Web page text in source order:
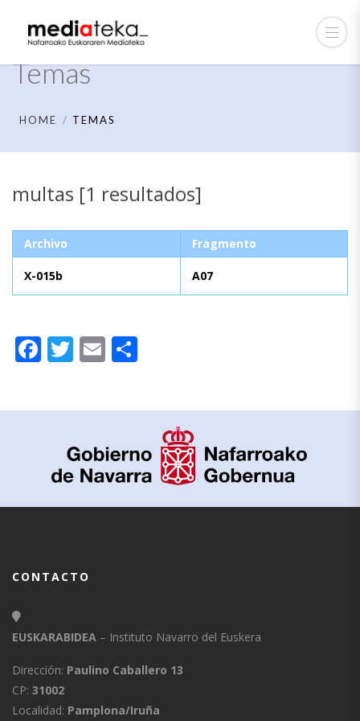
Temas
HOME TEMAS
multas [1 resultados]
Archivo Fragmento
X-015b A07
Facebook
Twitter
Email
CONTACTO
EUSKARABIDEA – Instituto Navarro del Euskera
Dirección: Paulino Caballero 13
CP: 31002
Localidad: Pamplona/Iruña